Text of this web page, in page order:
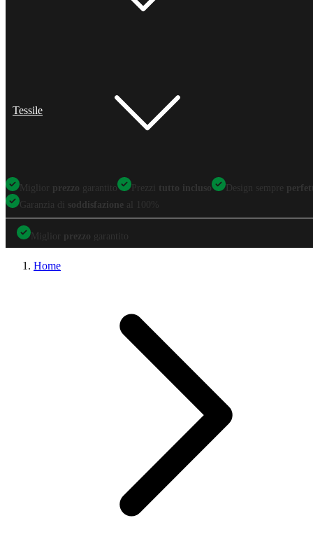
Tessile
Miglior prezzo garantito Prezzi tutto incluso Design sempre
Garanzia di soddisfazione al 100%
Miglior
Prezzi tutto incluso
Garanzia di
Miglior prezzo garantito
Home